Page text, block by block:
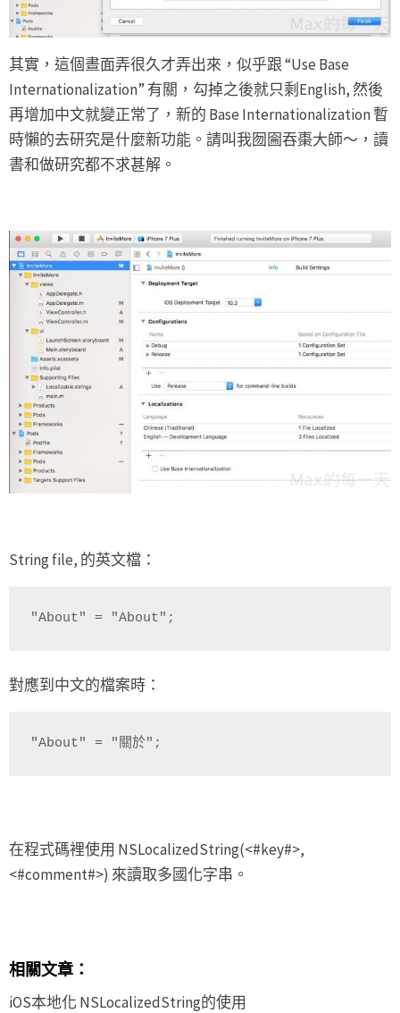
其實，這個晝面弄很久才弄出來，似乎跟 “Use Base
Internationalization” 有關，勾掉之後就只剩English, 然後
再增加中文就變正常了，新的 Base Internationalization 暫
時懶的去研究是什麼新功能。請叫我囫圇吞棗大師～，讀
書和做研究都不求甚解。
String file, 的英文檔：
"About" = "About";
對應到中文的檔案時：
"About" = "關於";
在程式碼裡使用 NSLocalizedString(<#key#>,
<#comment#>) 來讀取多國化字串。
相關文章：
iOS本地化 NSLocalizedString的使用